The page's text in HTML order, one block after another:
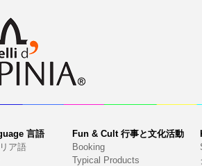
言語
ア語
Fun & Cult 行事と文化活動
Booking
Typical Products